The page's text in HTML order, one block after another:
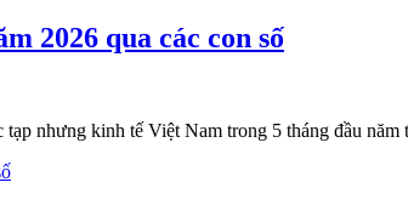
2026 qua các con số
nhưng kinh tế Việt Nam trong 5 tháng đầu năm